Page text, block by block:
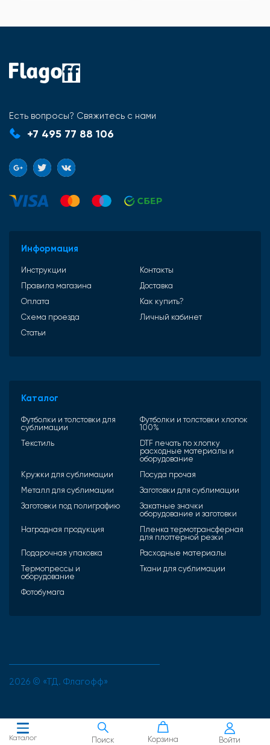
Каталог Поиск Корзина Войти
Есть вопросы? Свяжитесь с нами
+7 495 77 88 106
Информация
Инструкции
Контакты
Правила магазина
Доставка
Оплата
Как купить?
Схема проезда
Личный кабинет
Статьи
Каталог
Футболки и толстовки для
сублимации
Футболки и толстовки хлопок
100%
Текстиль
DTF печать по хлопку
расходные материалы и
оборудование
Кружки для сублимации
Посуда прочая
Металл для сублимации
Заготовки для сублимации
Заготовки под полиграфию
Закатные значки
оборудование и заготовки
Наградная продукция
Пленка термотрансферная
для плоттерной резки
Подарочная упаковка
Расходные материалы
Термопрессы и
оборудование
Ткани для сублимации
Фотобумага
2026 © «ТД. Флагофф»